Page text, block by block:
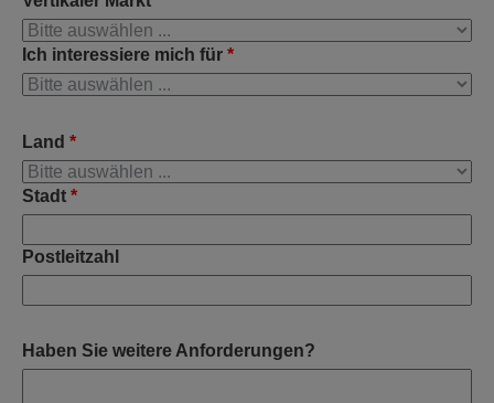
Ich interessiere mich für *
Land *
Stadt *
Postleitzahl
Haben Sie weitere Anforderungen?